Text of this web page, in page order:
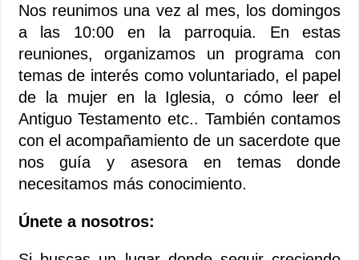
Nos reunimos una vez al mes, los domingos
a las 10:00 en la parroquia. En estas
reuniones, organizamos un programa con
temas de interés como voluntariado, el papel
de la mujer en la Iglesia, o cómo leer el
Antiguo Testamento etc.. También contamos
con el acompañamiento de un sacerdote que
nos guía y asesora en temas donde
necesitamos más conocimiento.
Únete a nosotros: